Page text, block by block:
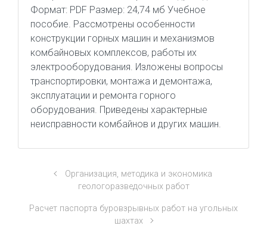
Формат: PDF Размер: 24,74 мб Учебное
пособие. Рассмотрены особенности
конструкции горных машин и механизмов
комбайновых комплексов, работы их
электрооборудования. Изложены вопросы
транспортировки, монтажа и демонтажа,
эксплуатации и ремонта горного
оборудования. Приведены характерные
неисправности комбайнов и других машин.
Организация, методика и экономика
геологоразведочных работ
Расчет паспорта буровзрывных работ на угольных
шахтах